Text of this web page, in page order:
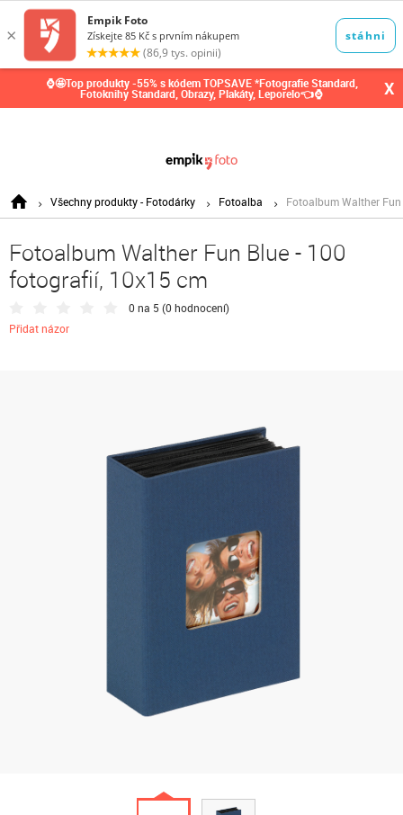
⌚🤩Top produkty -55% s kódem TOPSAVE *Fotografie Standard,
Fotoknihy Standard, Obrazy, Plakáty, Leporelo👈⌚ X
Všechny produkty - Fotodárky Fotoalba Fotoalbum Walther
Fotoalbum Walther Fun Blue - 100
fotografií, 10x15 cm
0 na 5 (0 hodnocení)
Přidat názor